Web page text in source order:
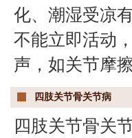
化、潮湿受凉
不能立即活动
声，如关节摩
四肢关节骨关节病
四肢关节骨关